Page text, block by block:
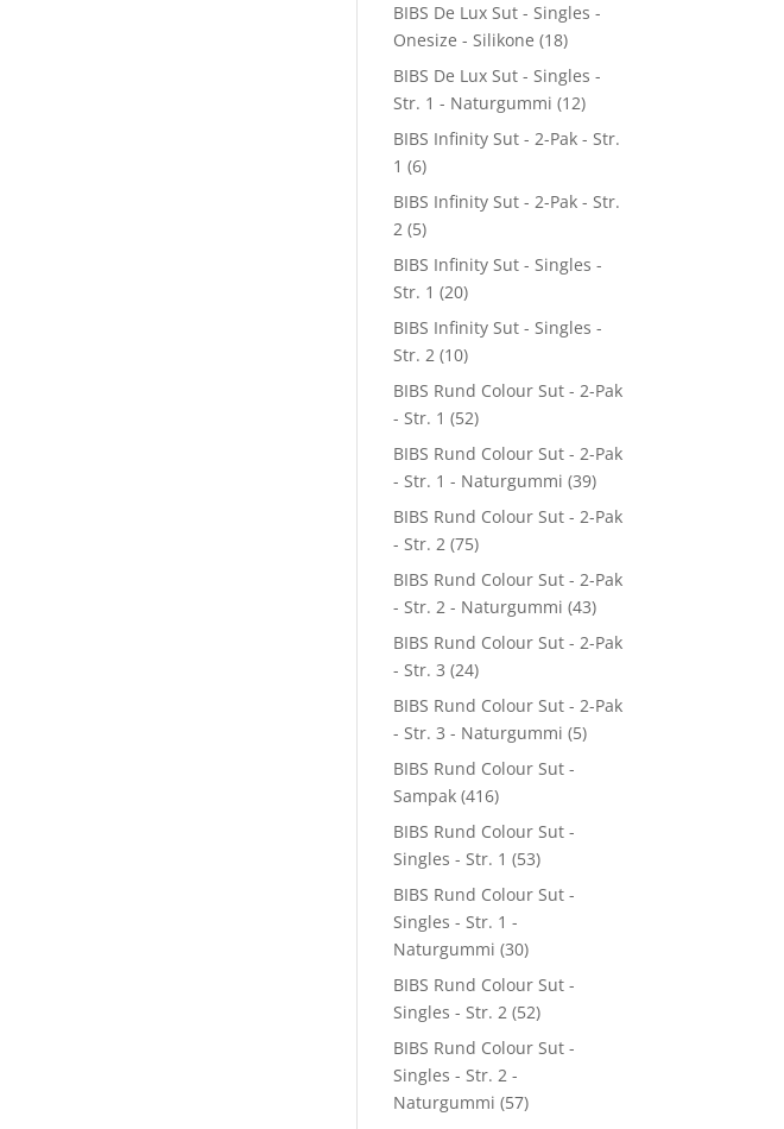
BIBS De Lux Sut - Singles -
Onesize - Silikone (18)
BIBS De Lux Sut - Singles -
Str. 1 - Naturgummi (12)
BIBS Infinity Sut - 2-Pak - Str.
1 (6)
BIBS Infinity Sut - 2-Pak - Str.
2 (5)
BIBS Infinity Sut - Singles -
Str. 1 (20)
BIBS Infinity Sut - Singles -
Str. 2 (10)
BIBS Rund Colour Sut - 2-Pak
- Str. 1 (52)
BIBS Rund Colour Sut - 2-Pak
- Str. 1 - Naturgummi (39)
BIBS Rund Colour Sut - 2-Pak
- Str. 2 (75)
BIBS Rund Colour Sut - 2-Pak
- Str. 2 - Naturgummi (43)
BIBS Rund Colour Sut - 2-Pak
- Str. 3 (24)
BIBS Rund Colour Sut - 2-Pak
- Str. 3 - Naturgummi (5)
BIBS Rund Colour Sut -
Sampak (416)
BIBS Rund Colour Sut -
Singles - Str. 1 (53)
BIBS Rund Colour Sut -
Singles - Str. 1 -
Naturgummi (30)
BIBS Rund Colour Sut -
Singles - Str. 2 (52)
BIBS Rund Colour Sut -
Singles - Str. 2 -
Naturgummi (57)